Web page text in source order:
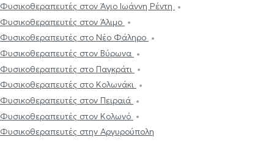
Φυσικοθεραπευτές στον Άγιο Ιωάννη Ρέντη
Φυσικοθεραπευτές στον Άλιμο
Φυσικοθεραπευτές στο Νέο Φάληρο
Φυσικοθεραπευτές στον Βύρωνα
Φυσικοθεραπευτές στο Παγκράτι
Φυσικοθεραπευτές στο Κολωνάκι
Φυσικοθεραπευτές στον Πειραιά
Φυσικοθεραπευτές στον Κολωνό
Φυσικοθεραπευτές στην Αργυρούπολη